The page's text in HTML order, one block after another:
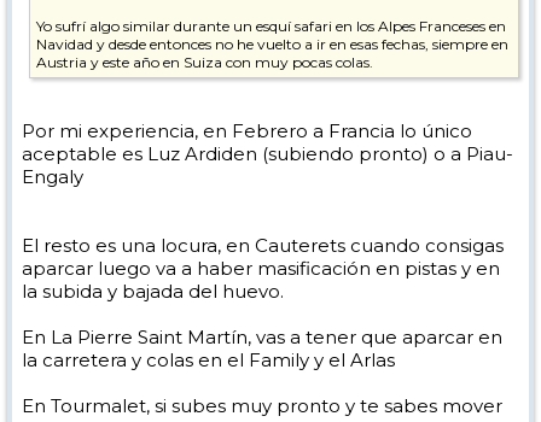
Yo sufrí algo similar durante un esquí safari en los Alpes Franceses en
Navidad y desde entonces no he vuelto a ir en esas fechas, siempre en
Austria y este año en Suiza con muy pocas colas.
Por mi experiencia, en Febrero a Francia lo único
aceptable es Luz Ardiden (subiendo pronto) o a Piau-
Engaly
El resto es una locura, en Cauterets cuando consigas
aparcar luego va a haber masificación en pistas y en
la subida y bajada del huevo.
En La Pierre Saint Martín, vas a tener que aparcar en
la carretera y colas en el Family y el Arlas
En Tourmalet, si subes muy pronto y te sabes mover